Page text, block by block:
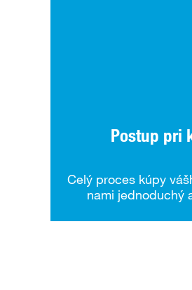
Postup pri
Celý proces kúpy
nami jednoduchý